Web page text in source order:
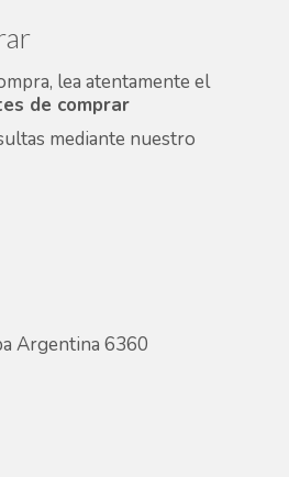
lea atentamente el
de comprar
mediante nuestro
Argentina 6360